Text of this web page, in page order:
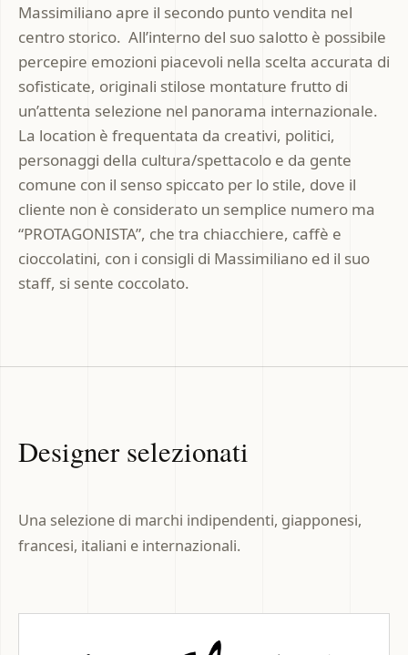
Massimiliano apre il secondo punto vendita nel
centro storico. All’interno del suo salotto è possibile
percepire emozioni piacevoli nella scelta accurata di
sofisticate, originali stilose montature frutto di
un’attenta selezione nel panorama internazionale.
La location è frequentata da creativi, politici,
personaggi della cultura/spettacolo e da gente
comune con il senso spiccato per lo stile, dove il
cliente non è considerato un semplice numero ma
“PROTAGONISTA”, che tra chiacchiere, caffè e
cioccolatini, con i consigli di Massimiliano ed il suo
staff, si sente coccolato.
Designer selezionati
Una selezione di marchi indipendenti, giapponesi,
francesi, italiani e internazionali.